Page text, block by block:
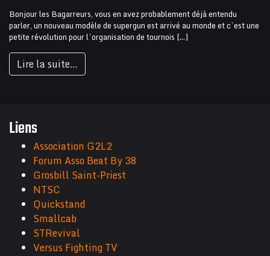
Bonjour les Bagarreurs, vous en avez probablement déjà entendu
parler, un nouveau modèle de supergun est arrivé au monde et c’est une
petite révolution pour l’organisation de tournois […]
Lire la suite…
Liens
Association G2L2
Forum Asso Beat By 38
Grosbill Saint-Priest
NTSC
Quickstand
Smallcab
STRevival
Versus Fighting TV